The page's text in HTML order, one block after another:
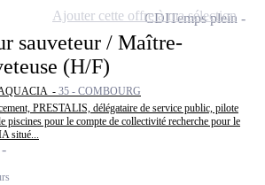
sauveteur / Maître-
(H/F)
- 35 - COMBOURG
PRESTALIS, délégataire de service public, pilote
piscines pour le compte de collectivité recherche pour le
situé...
CDITemps plein
Ajouter cette offre à ma sélection